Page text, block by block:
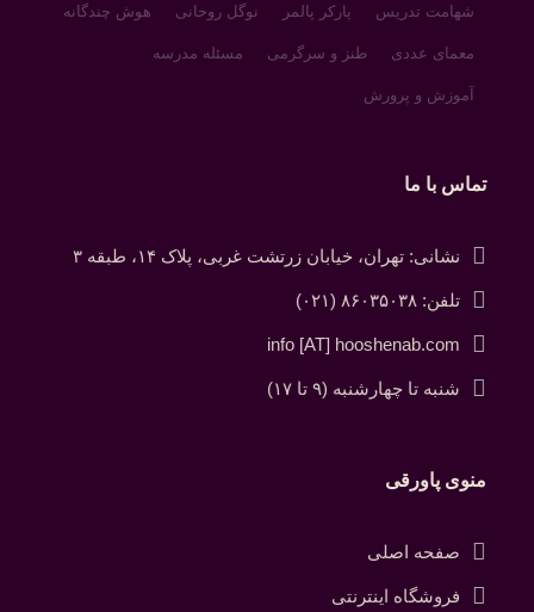
شهامت تدریس پارکر پالمر نوگل روحانی هوش چندگانه
معمای عددی طنز و سرگرمی مسئله مدرسه
آموزش و پرورش
تماس با ما
نشانی: تهران، خیابان زرتشت غربی، پلاک ۱۴، طبقه ۳
تلفن: ۸۶۰۳۵۰۳۸ (۰۲۱)
info [AT] hooshenab.com
شنبه تا چهارشنبه (۹ تا ۱۷)
منوی پاورقی
صفحه اصلی
فروشگاه اینترنتی